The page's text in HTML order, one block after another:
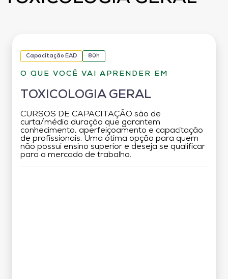
Capacitação EAD 80h
O QUE VOCÊ VAI APRENDER EM
TOXICOLOGIA GERAL
CURSOS DE CAPACITAÇÃO são de
curta/média duração que garantem
conhecimento, aperfeiçoamento e capacitação
de profissionais. Uma ótima opção para quem
não possui ensino superior e deseja se qualificar
para o mercado de trabalho.